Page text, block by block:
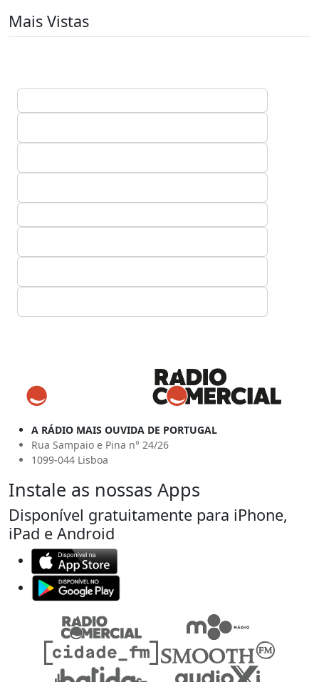
Mais Vistas
A RÁDIO MAIS OUVIDA DE PORTUGAL
Rua Sampaio e Pina n° 24/26
1099-044 Lisboa
Instale as nossas Apps
Disponível gratuitamente para iPhone,
iPad e Android